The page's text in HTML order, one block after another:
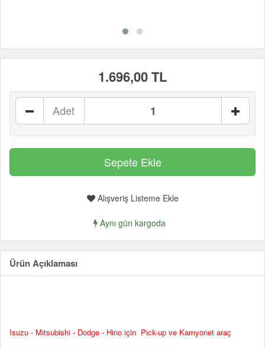
1.696,00 TL
Adet
Alışveriş Listeme Ekle
Aynı gün kargoda
Ürün Açıklaması
Isuzu - Mitsubishi - Dodge - Hino için Pick-up ve Kamyonet araç